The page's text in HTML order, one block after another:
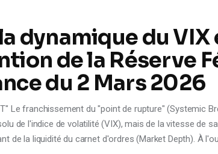
dynamique du
de la Réserve
du 2 Mars 2026
Le franchissement du "point de rupture" (Systemic
de l'indice de volatilité (VIX), mais de la vitesse de
de la liquidité du carnet d'ordres (Market Depth). À